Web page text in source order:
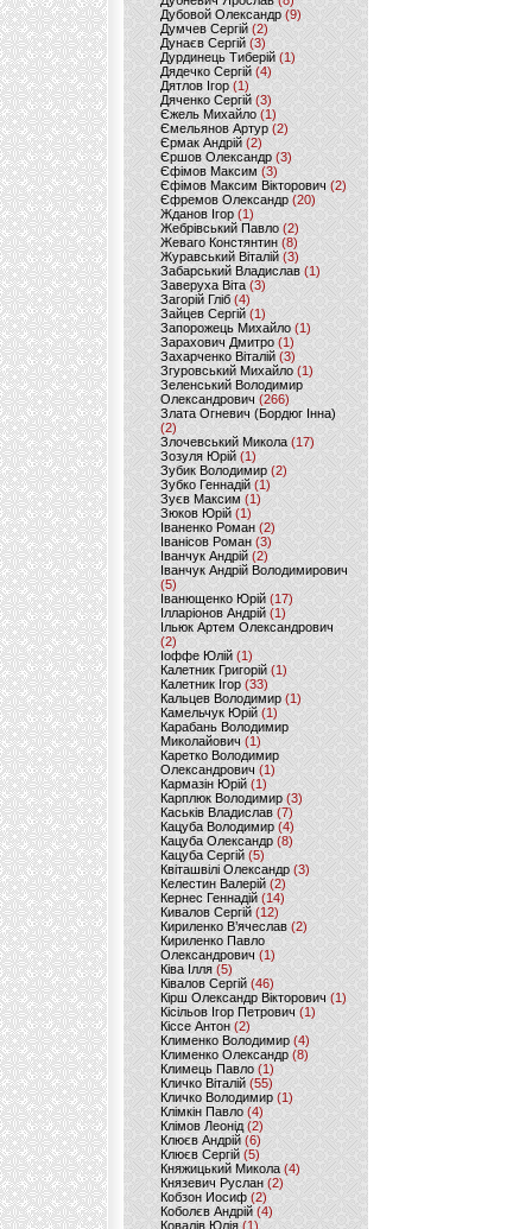
Дубовой Олександр(9)
Думчев Сергій (2)
Дунаєв Сергій(3)
Дурдинець Тиберій (1)
Дядечко Сергій (4)
Дятлов Ігор (1)
Дяченко Сергій (3)
Єжель Михайло (1)
Ємельянов Артур (2)
Єрмак Андрій (2)
Єршов Олександр (3)
Єфімов Максим (3)
Єфімов Максим Вікторович (2)
Єфремов Олександр (20)
Жданов Ігор (1)
Жебрівський Павло (2)
Жеваго Констянтин (8)
Журавський Віталій (3)
Забарський Владислав (1)
Заверуха Віта (3)
Загорій Гліб (4)
Зайцев Сергій(1)
Запорожець Михайло (1)
Зарахович Дмитро (1)
Захарченко Віталій (3)
Згуровський Михайло (1)
Зеленський Володимир
Олександрович (266)
Злата Огневич (Бордюг Інна)
(2)
Злочевський Микола(17)
Зозуля Юрій (1)
Зубик Володимир (2)
Зубко Геннадій (1)
Зуєв Максим(1)
Зюков Юрій (1)
Іваненко Роман (2)
Іванісов Роман (3)
Іванчук Андрій(2)
Іванчук Андрій Володимирович
(5)
Іванющенко Юрій (17)
Ілларіонов Андрій (1)
Ільюк Артем Олександрович
(2)
Іоффе Юлій (1)
Калетник Григорій(1)
Калетник Ігор (33)
Кальцев Володимир(1)
Камельчук Юрій (1)
Карабань Володимир
Миколайович (1)
Каретко Володимир
Олександрович (1)
Кармазін Юрій(1)
Карплюк Володимир(3)
Каськів Владислав (7)
Кацуба Володимир (4)
Кацуба Олександр (8)
Кацуба Сергій (5)
Квіташвілі Олександр(3)
Келестин Валерій(2)
Кернес Геннадій (14)
Кивалов Сергій (12)
Кириленко В’ячеслав (2)
Кириленко Павло
Олександрович (1)
Ківа Ілля (5)
Ківалов Сергій(46)
Кірш Олександр Вікторович (1)
Кісільов Ігор Петрович (1)
Кіссе Антон (2)
Клименко Володимир(4)
Клименко Олександр (8)
Климець Павло (1)
Кличко Віталій(55)
Кличко Володимир (1)
Клімкін Павло (4)
Клімов Леонід(2)
Клюєв Андрій(6)
Клюєв Сергій (5)
Княжицький Микола(4)
Князевич Руслан (2)
Кобзон Иосиф(2)
Коболєв Андрій (4)
Ковалів Юлія(1)